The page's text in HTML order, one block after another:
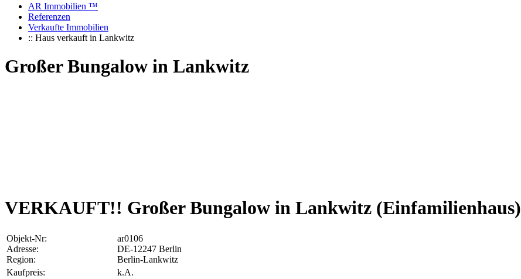
AR Immobilien ™
Referenzen
Verkaufte Immobilien
:: Haus verkauft in Lankwitz
Großer Bungalow in Lankwitz
VERKAUFT!! Großer Bungalow in Lankwitz (Einfamilienhaus)
Objekt-Nr:
Adresse:
Region:
ar0106
DE-12247 Berlin
Berlin-Lankwitz
Kaufpreis:
k.A.